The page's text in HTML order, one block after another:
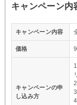
キャンペーン内
キャンペーン内容
価格
キャンペーンの申
し込み方